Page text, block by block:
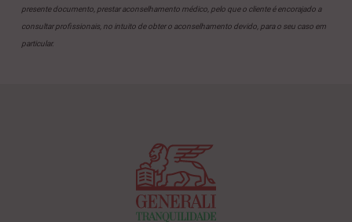
presente documento, prestar aconselhamento médico, pelo que o cliente é encorajado a
consultar profissionais, no intuito de obter o aconselhamento devido, para o seu caso em
particular.